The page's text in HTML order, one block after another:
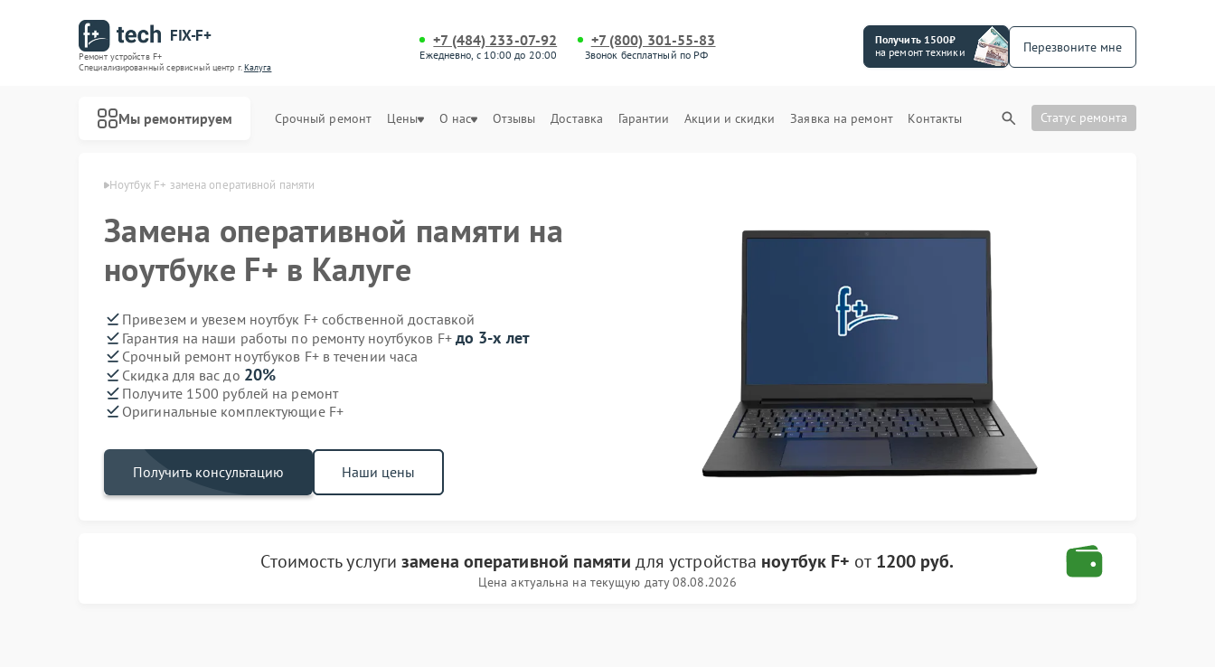
FIX-F+
Ремонт устройств F+
Специализированный cервисный центр г.Калуга
+7 (484) 233-07-92
Ежедневно, с 10:00 до 20:00
+7 (800) 301-55-83
Звонок бесплатный по РФ
Получить 1500₽
на ремонт техники
Перезвоните мне
Мы ремонтируем Срочный ремонт Цены О нас Отзывы Доставка Гарантии Акции и скидки Заявка на ремонт Контакты Статус ремонта
Ноутбук F+ замена оперативной памяти
Замена оперативной памяти на
ноутбуке F+ в Калуге
Привезем и увезем ноутбук F+ собственной доставкой
Гарантия на наши работы по ремонту ноутбуков F+ до 3-х лет
Срочный ремонт ноутбуков F+ в течении часа
Скидка для вас до 20%
Получите 1500 рублей на ремонт
Оригинальные комплектующие F+
Получить консультацию Наши цены
Стоимость услугизамена оперативной памяти для устройства ноутбук F+ от 1200 руб.
Цена актуальна на текущую дату 08.08.2026